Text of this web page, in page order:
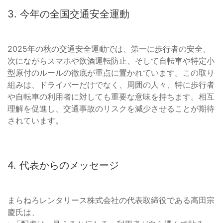
3. 今年の全国交通安全運動
2025年の秋の交通安全運動では、第一に歩行者の安全、
次にながらスマホや飲酒運転防止、そして自転車や特定小
型原付のルールの徹底が重点に置かれています。この取り
組みは、ドライバーだけでなく、周囲の人々、特に歩行者
や自転車の利用者に対しても重要な意味を持ちます。相互
理解を促進し、交通事故のリスクを減少させることが期待
されています。
4. 代表からのメッセージ
まらねろレンタリース株式会社の代表取締役である高田宗
慶氏は、